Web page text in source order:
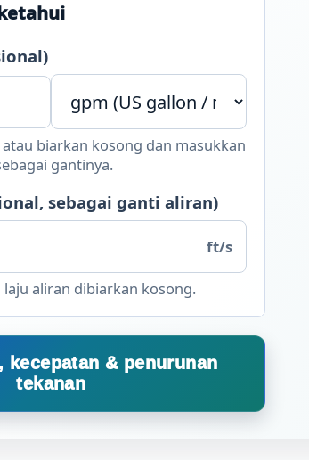
biarkan kosong dan masukkan
gantinya.
sebagai ganti aliran)
ft/s
aliran dibiarkan kosong.
kecepatan & penurunan
tekanan